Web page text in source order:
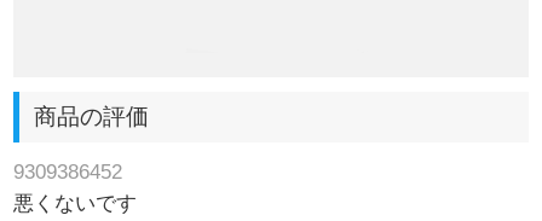
商品の評価
9309386452
悪くないです